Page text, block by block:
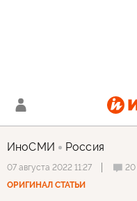
ИноСМИ Россия
07 августа 2022 11:27 20
ОРИГИНАЛ СТАТЬИ